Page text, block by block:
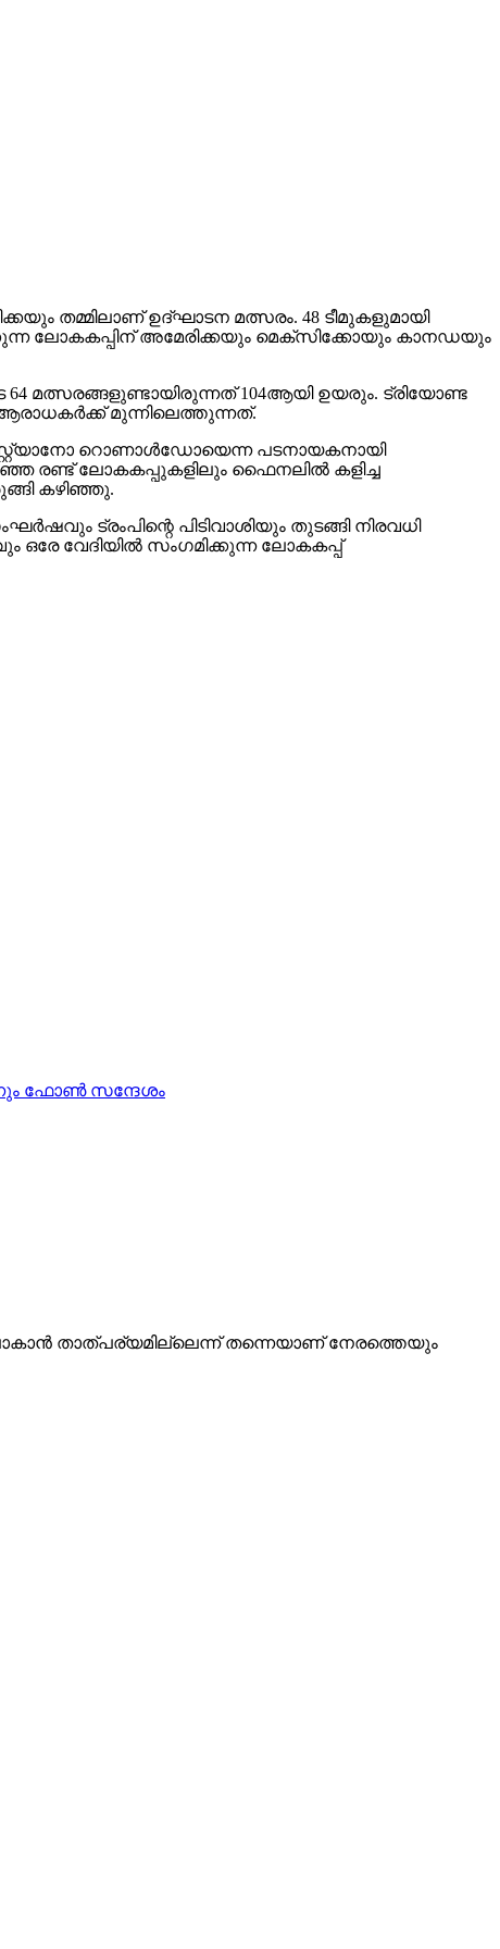
തമ്മിലാണ് ഉദ്ഘാടന മത്സരം. 48 ടീമുകളുമായി
ലോകകപ്പിന് അമേരിക്കയും മെക്സിക്കോയും കാനഡയും
മത്സരങ്ങളുണ്ടായിരുന്നത് 104ആയി ഉയരും. ട്രിയോണ്ട
മുന്നിലെത്തുന്നത്.
റൊണാൾഡോയെന്ന പടനായകനായി
രണ്ട് ലോകകപ്പുകളിലും ഫൈനലിൽ കളിച്ച
കഴിഞ്ഞു.
ട്രംപിന്റെ പിടിവാശിയും തുടങ്ങി നിരവധി
വേദിയിൽ സംഗമിക്കുന്ന ലോകകപ്പ്
ഫോൺ സന്ദേശം
താത്പര്യമില്ലെന്ന് തന്നെയാണ് നേരത്തെയും